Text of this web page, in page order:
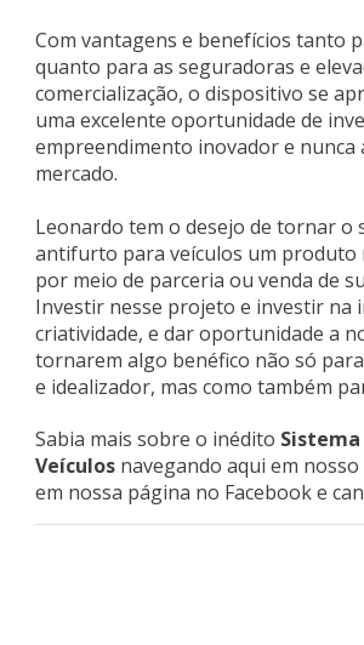
Com vantagens e benefícios tanto
quanto para as seguradoras e
comercialização, o dispositivo se
uma excelente oportunidade de
empreendimento inovador e nunca
mercado.
Leonardo tem o desejo de tornar o
antifurto para veículos um produto
por meio de parceria ou venda de
Investir nesse projeto e investir na
criatividade, e dar oportunidade a
tornarem algo benéfico não só
e idealizador, mas como também
Sabia mais sobre o inédito
Veículos navegando aqui em
em nossa página no Facebook e